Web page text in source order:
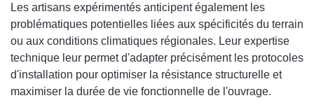
Les artisans expérimentés anticipent également les
problématiques potentielles liées aux spécificités du terrain
ou aux conditions climatiques régionales. Leur expertise
technique leur permet d'adapter précisément les protocoles
d'installation pour optimiser la résistance structurelle et
maximiser la durée de vie fonctionnelle de l'ouvrage.